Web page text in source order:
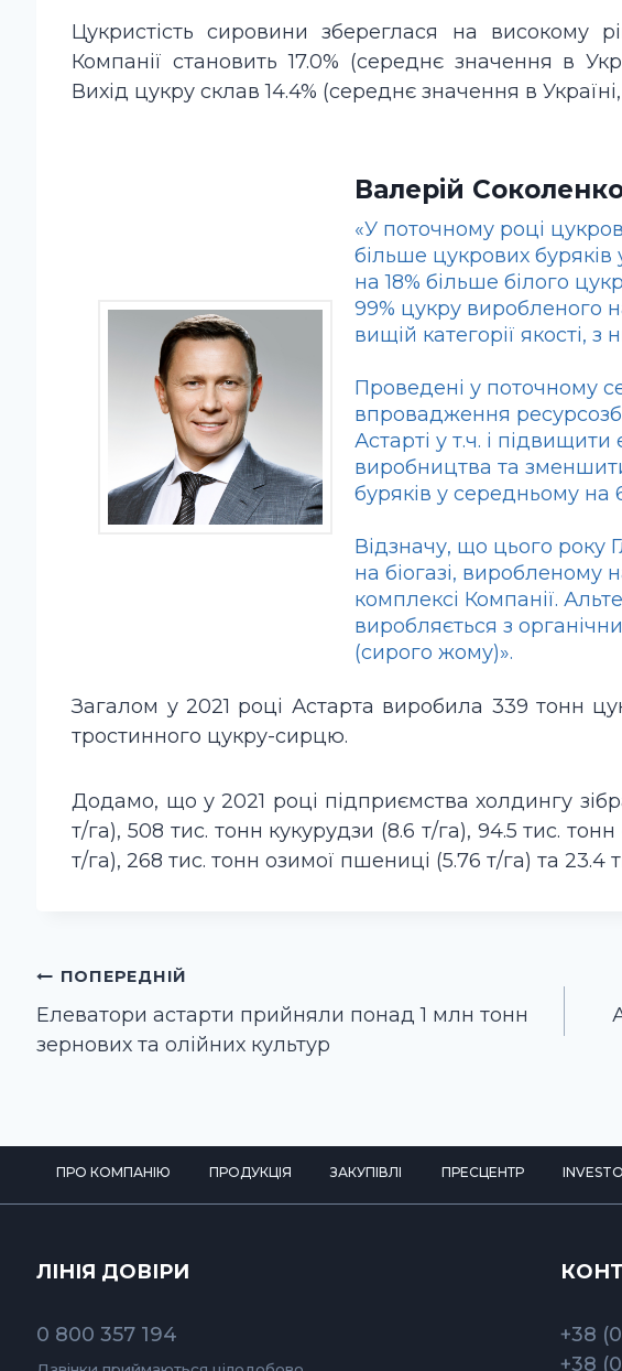
Цукристість сировини збереглася на високому
Компанії становить 17.0% (середнє значення в
Вихід цукру склав 14.4% (середнє значення в
Валерій
«У поточному році
більше цукрових
на 18% більше білого
99% цукру виробленого
вищій категорії якості, з
Проведені у поточному
впровадження
Астарті у т.ч. і
виробництва та
буряків у середньому на
Відзначу, що цього року
на біогазі, виробленому
комплексі Компанії.
виробляється з
(сирого жому)».
Загалом у 2021 році Астарта виробила 339 тонн
тростинного цукру-сирцю.
Додамо, що у 2021 році підприємства холдингу
т/га), 508 тис. тонн кукурудзи (8.6 т/га), 94.5 тис.
т/га), 268 тис. тонн озимої пшениці (5.76 т/га) та 23.4
Навігація
записів
ПОПЕРЕДНІЙ
Елеватори астарти прийняли понад 1 млн тонн
зернових та олійних культур
ПРО КОМПАНІЮ ПРОДУКЦІЯ ЗАКУПІВЛІ ПРЕСЦЕНТР
ЛІНІЯ ДОВІРИ
0 800 357 194
+38
+38